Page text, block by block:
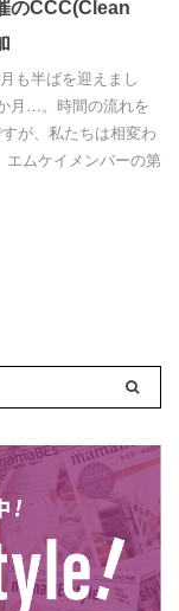
のCCC(Clean
も半ばを迎えまし
月…。時間の流れを
が、私たちは相変わ
エムケイメンバーの第